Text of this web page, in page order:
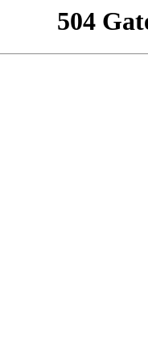
504